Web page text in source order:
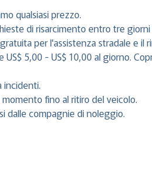
qualsiasi prezzo.
di risarcimento entro tre giorni
per l'assistenza stradale e il
5,00 - US$ 10,00 al giorno.
incidenti.
momento fino al ritiro del veicolo.
dalle compagnie di noleggio.